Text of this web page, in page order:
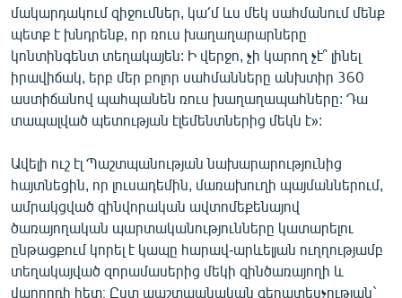
մակարդակում զիջումներ, կա՛մ ևս մեկ սահմանում մենք
պետք է խնդրենք, որ ռուս խաղաղարարները
կոնտինգենտ տեղակայեն: Ի վերջո, չի կարող չէ՞ լինել
իրավիճակ, երբ մեր բոլոր սահմանները անխտիր 360
աստիճանով պահպանեն ռուս խաղաղապահները: Դա
տապալված պետության էլեմենտներից մեկն է»:
Ավելի ուշ էլ Պաշտպանության նախարարությունից
հայտնեցին, որ լուսադեմին, մառախուղի պայմաններում,
ամրակցված զինվորական ավտոմեքենայով
ծառայողական պարտականությունները կատարելու
ընթացքում կորել է կապը հարավ-արևելյան ուղղությամբ
տեղակայված զորամասերից մեկի զինծառայողի և
վարորդի հետ։ Ըստ պաշտպանական գերատեսչության`